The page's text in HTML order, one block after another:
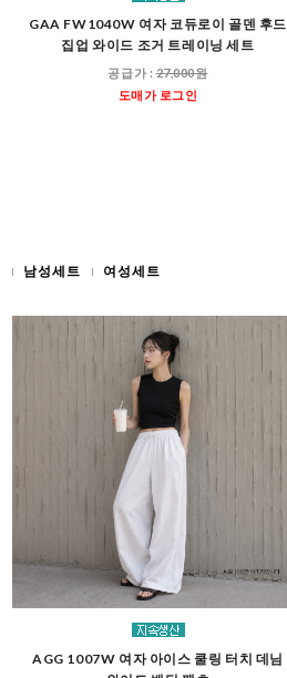
GAA FW1040W 여자 코듀로이 골덴 후드
집업 와이드 조거 트레이닝 세트
공급가 :27,000원
도매가 로그인
남성세트 여성세트
AGG 1007W 여자 아이스 쿨링 터치 데님